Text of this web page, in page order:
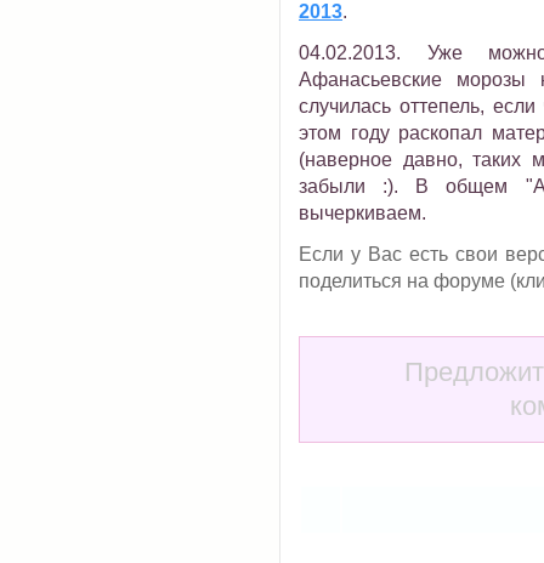
2013.
04.02.2013. Уже
Афанасьевские
случилась оттепель,
этом году раскопал
(наверное давно, таких
забыли :). В общем
вычеркиваем.
Если у Вас есть свои
поделиться на форуме